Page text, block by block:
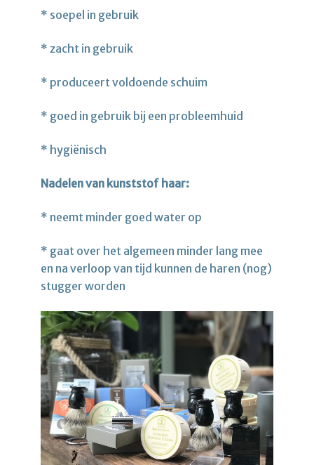
* soepel in gebruik
* zacht in gebruik
* produceert voldoende schuim
* goed in gebruik bij een probleemhuid
* hygiënisch
Nadelen van kunststof haar:
* neemt minder goed water op
* gaat over het algemeen minder lang mee
en na verloop van tijd kunnen de haren (nog)
stugger worden